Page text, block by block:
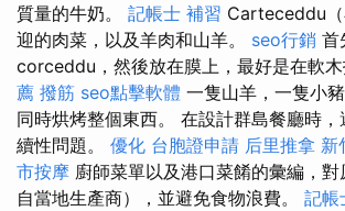
質量的牛奶。 記帳士 補習 Carteceddu
迎的肉菜，以及羊肉和山羊。 seo行銷 首
corceddu，然後放在膜上，最好是在軟木
薦 撥筋 seo點擊軟體 一隻山羊，一隻小
同時烘烤整個東西。 在設計群島餐廳時
續性問題。 優化 台胞證申請 后里推拿 新
市按摩 廚師菜單以及港口菜餚的彙編，
自當地生產商），並避免食物浪費。 記帳